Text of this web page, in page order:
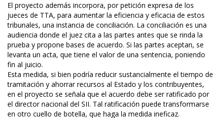
El proyecto además incorpora, por petición expresa de los
jueces de TTA, para aumentar la eficiencia y eficacia de estos
tribunales, una instancia de conciliación. La conciliación es una
audiencia donde el juez cita a las partes antes que se rinda la
prueba y propone bases de acuerdo. Si las partes aceptan, se
levanta un acta, que tiene el valor de una sentencia, poniendo
fin al juicio.
Esta medida, si bien podría reducir sustancialmente el tiempo de
tramitación y ahorrar recursos al Estado y los contribuyentes,
en el proyecto se señala que el acuerdo debe ser ratificado por
el director nacional del SII. Tal ratificación puede transformarse
en otro cuello de botella, que haga la medida ineficaz.